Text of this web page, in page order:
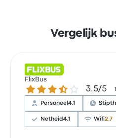
Vergelijk
FlixBus
3.5 van de 5 sterren
3.5/5
Personeel4.1
Netheid4.1 Wifi2.7